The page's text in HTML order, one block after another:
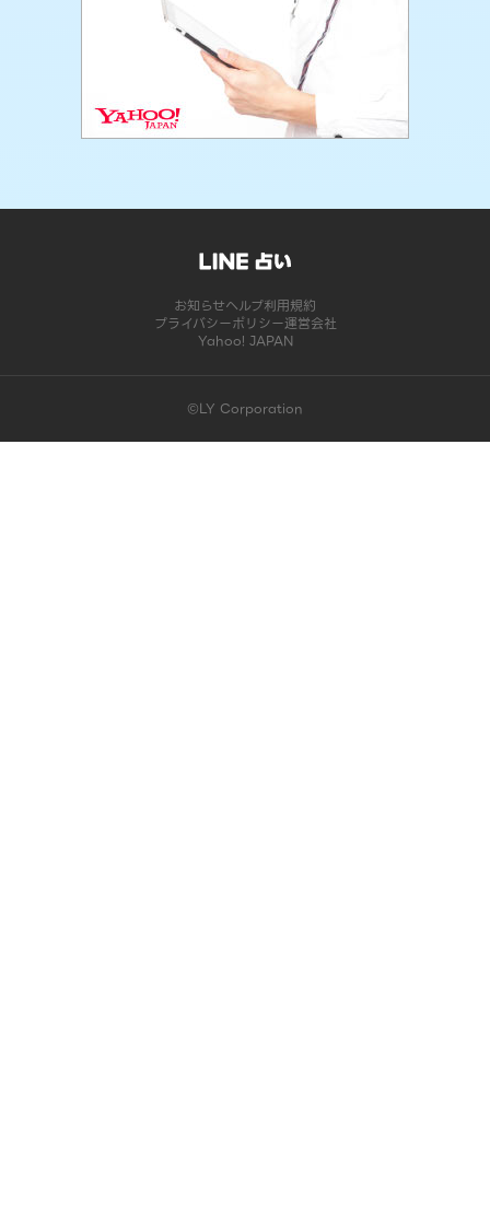
お知らせヘルプ利用規約
プライバシーポリシー運営会社
Yahoo! JAPAN
©LY Corporation
このコンテンツは掲載が終了しました | LINE占い